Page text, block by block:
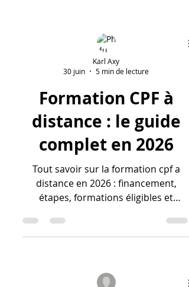
Karl Axy
30 juin
5 min de lecture
Formation CPF à
distance : le guide
complet en 2026
Tout savoir sur la formation cpf a
distance en 2026 : financement,
étapes, formations éligibles et